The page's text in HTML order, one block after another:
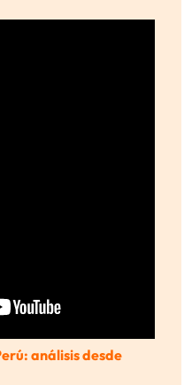
análisis desde